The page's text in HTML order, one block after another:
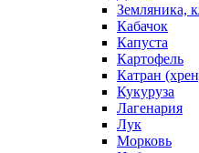
Земляника,
Кабачок
Капуста
Картофель
Катран
Кукуруза
Лагенария
Лук
Морковь